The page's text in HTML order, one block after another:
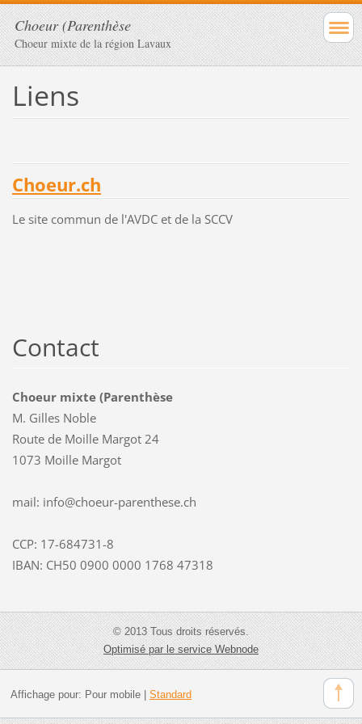
Choeur (Parenthèse
Choeur mixte de la région Lavaux
Liens
Choeur.ch
Le site commun de l'AVDC et de la SCCV
Contact
Choeur mixte (Parenthèse
M. Gilles Noble
Route de Moille Margot 24
1073 Moille Margot
mail: info@choeur-parenthese.ch
CCP: 17-684731-8
IBAN: CH50 0900 0000 1768 47318
© 2013 Tous droits réservés.
Optimisé par le service Webnode
Affichage pour: Pour mobile| Standard